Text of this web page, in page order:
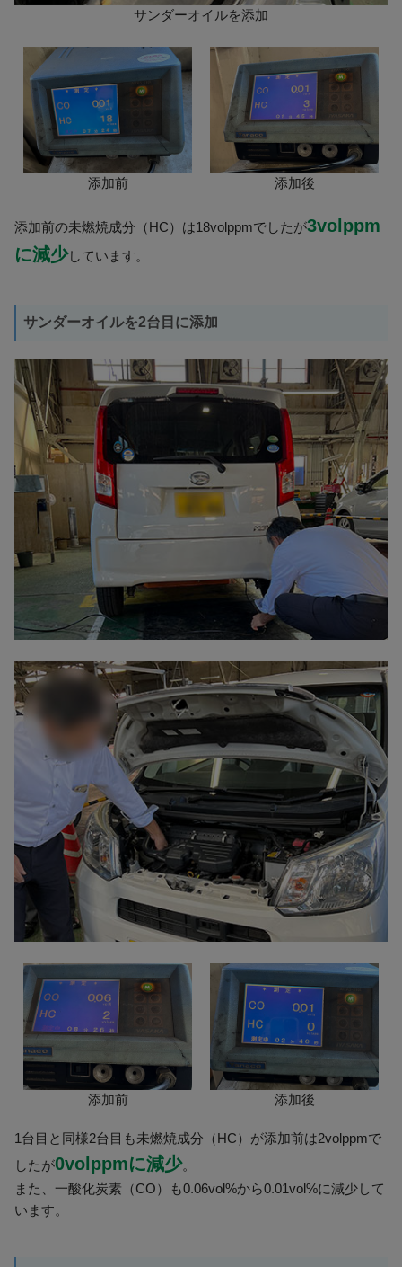
サンダーオイルを添加
添加前 添加後
添加前の未燃焼成分（HC）は18volppmでしたが3volppm
に減少しています。
サンダーオイルを2台目に添加
添加前 添加後
1台目と同様2台目も未燃焼成分（HC）が添加前は2volppmで
したが0volppmに減少。
また、一酸化炭素（CO）も0.06vol%から0.01vol%に減少して
います。